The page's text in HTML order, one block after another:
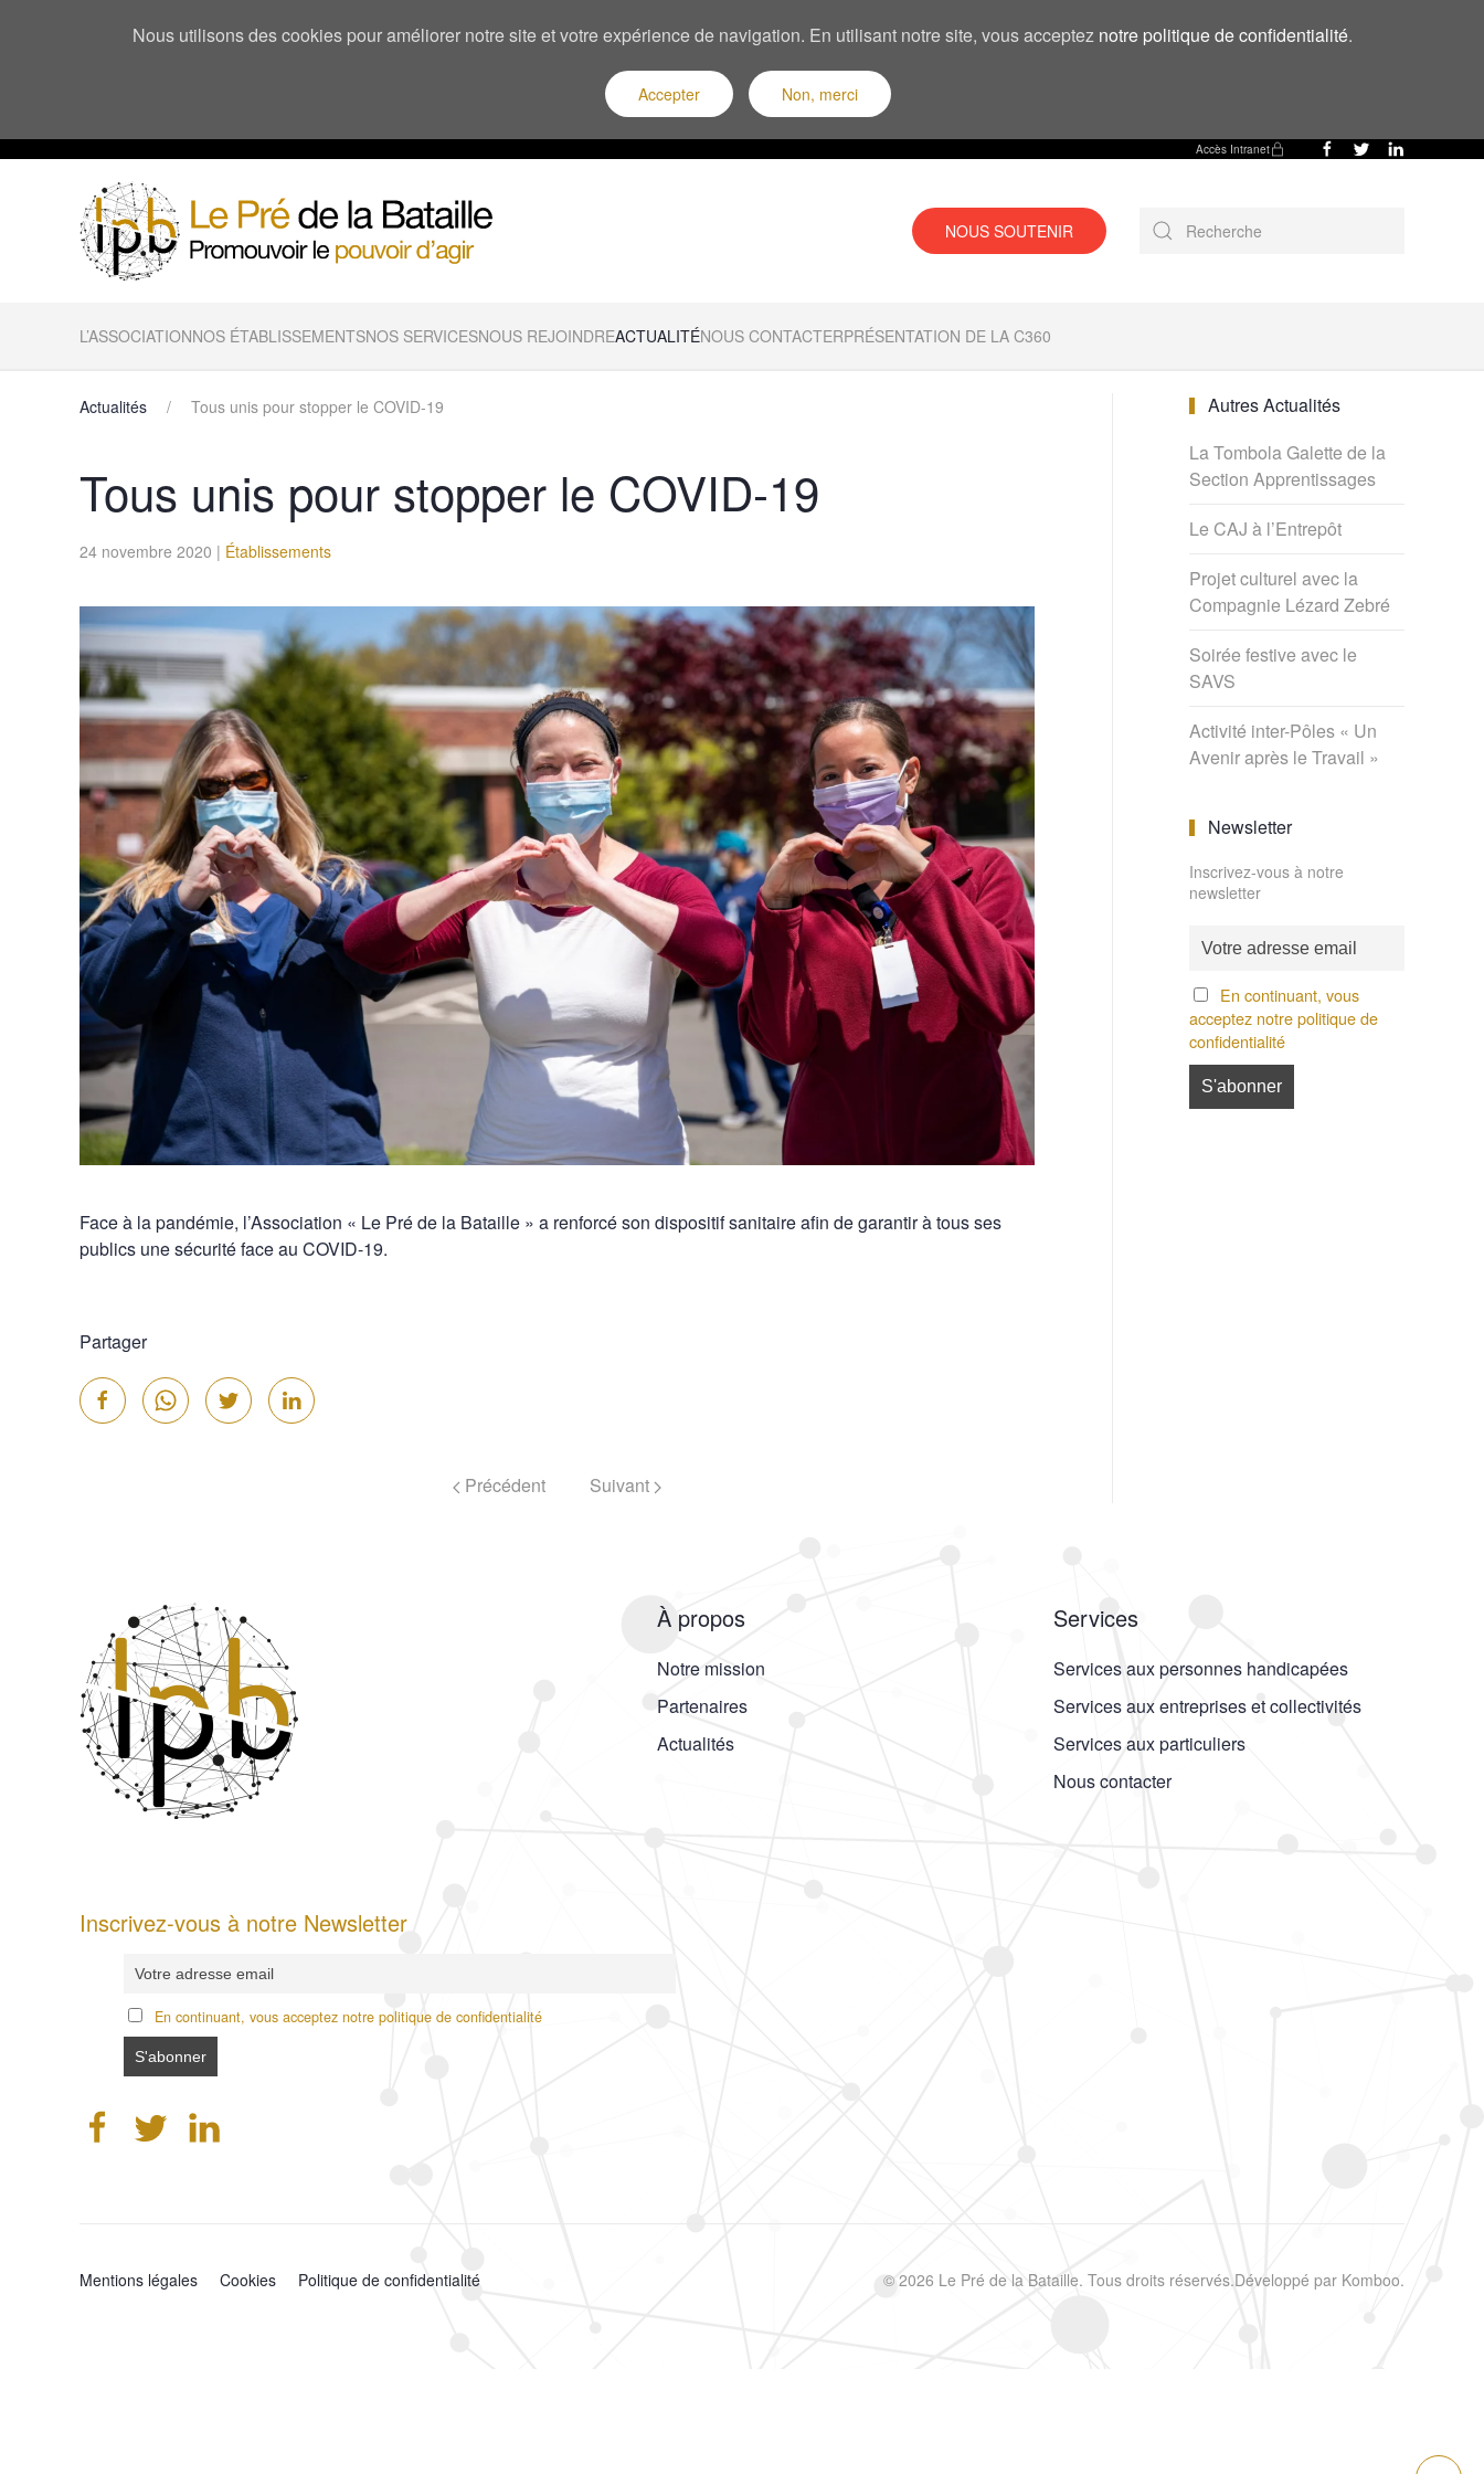
Nous utilisons des cookies pour améliorer notre site et votre expérience de navigation. En utilisant notre site, vous acceptez notre politique de confidentialité.
Accepter Non, merci
Accès Intranet
NOUS SOUTENIR
L’ASSOCIATIONNOS ÉTABLISSEMENTSNOS SERVICESNOUS REJOINDREACTUALITÉNOUS CONTACTERPRÉSENTATION DE LA C360
Actualités Tous unis pour stopper le COVID-19
Tous unis pour stopper le COVID-19
24 novembre 2020 | Établissements
Face à la pandémie, l’Association « Le Pré de la Bataille » a renforcé son dispositif sanitaire afin de garantir à tous ses
publics une sécurité face au COVID-19.
Partager
Précédent Suivant
Autres Actualités
La Tombola Galette de la
Section Apprentissages
Le CAJ à l’Entrepôt
Projet culturel avec la
Compagnie Lézard Zebré
Soirée festive avec le
SAVS
Activité inter-Pôles « Un
Avenir après le Travail »
Newsletter
Inscrivez-vous à notre
newsletter
En continuant, vous
acceptez notre politique de
confidentialité
À propos
Notre mission
Partenaires
Actualités
Services
Services aux personnes handicapées
Services aux entreprises et collectivités
Services aux particuliers
Nous contacter
Inscrivez-vous à notre Newsletter
En continuant, vous acceptez notre politique de confidentialité
Mentions légales Cookies Politique de confidentialité ©2026 Le Pré de la Bataille. Tous droits réservés.Développé par Komboo.